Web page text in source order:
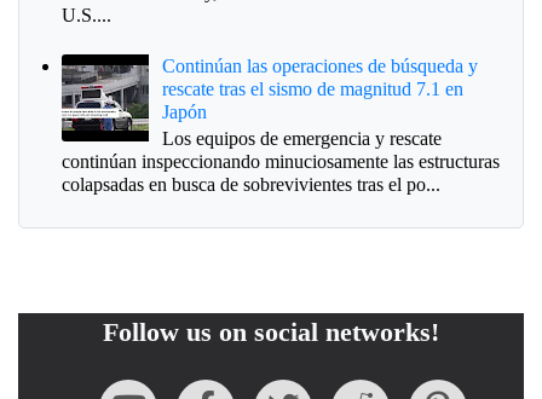
U.S....
Continúan las operaciones de búsqueda y
rescate tras el sismo de magnitud 7.1 en
Japón
Los equipos de emergencia y rescate
continúan inspeccionando minuciosamente las estructuras
colapsadas en busca de sobrevivientes tras el po...
Follow us on social networks!